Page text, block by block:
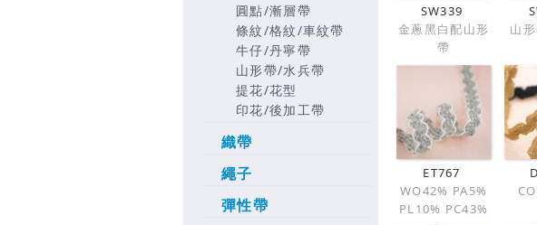
圓點/漸層帶
條紋/格紋/車紋帶
牛仔/丹寧帶
山形帶/水兵帶
提花/花型
印花/後加工帶
織帶
繩子
彈性帶
SW339
金蔥黑白配山形
帶
山
ET767
WO42% PA5%
PL10% PC43%